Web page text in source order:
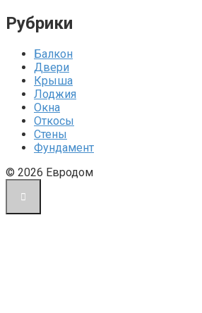
Рубрики
Балкон
Двери
Крыша
Лоджия
Окна
Откосы
Стены
Фундамент
© 2026 Евродом